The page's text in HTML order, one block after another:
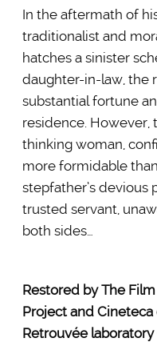
In the aftermath of
traditionalist and
hatches a sinister
daughter-in-law, the
substantial fortune
residence. However,
thinking woman,
more formidable
stepfather’s devious
trusted servant,
both sides…
Restored by The
Project and Cineteca
Retrouvée